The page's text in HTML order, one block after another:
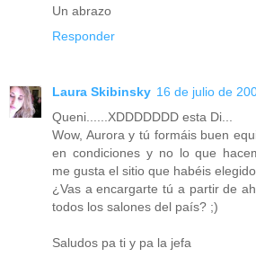
Un abrazo
Responder
Laura Skibinsky 16 de julio de
Queni......XDDDDDDD esta Di...
Wow, Aurora y tú formáis buen
en condiciones y no lo que
me gusta el sitio que habéis
¿Vas a encargarte tú a partir de
todos los salones del país? ;)
Saludos pa ti y pa la jefa